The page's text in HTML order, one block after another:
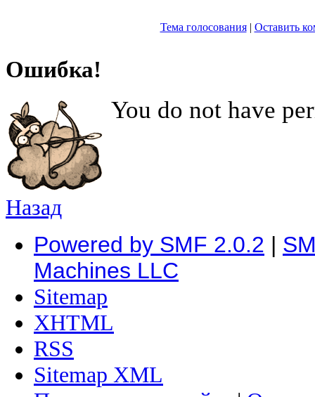
Тема голосования| Оставить
Ошибка!
You do not have
Назад
Powered by SMF 2.0.2 |
Machines LLC
Sitemap
XHTML
RSS
Sitemap XML